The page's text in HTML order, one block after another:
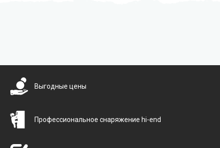
Выгодные цены
Профессиональное снаряжение hi-end